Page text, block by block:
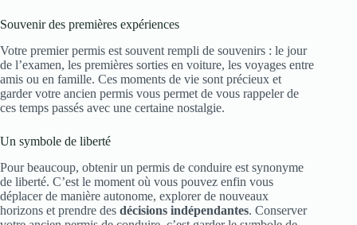
Souvenir des premières expériences
Votre premier permis est souvent rempli de souvenirs : le jour
de l’examen, les premières sorties en voiture, les voyages entre
amis ou en famille. Ces moments de vie sont précieux et
garder votre ancien permis vous permet de vous rappeler de
ces temps passés avec une certaine nostalgie.
Un symbole de liberté
Pour beaucoup, obtenir un permis de conduire est synonyme
de liberté. C’est le moment où vous pouvez enfin vous
déplacer de manière autonome, explorer de nouveaux
horizons et prendre des décisions indépendantes. Conserver